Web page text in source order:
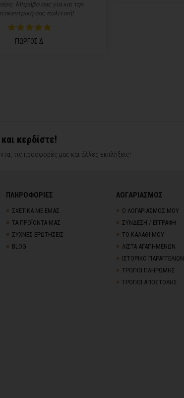
Μπράβο σας για και την
σας πολιτική!
ΓΙΩΡΓΟΣ Δ.
κερδίστε!
τις προσφορές μας και άλλες εκπλήξεις!
ΠΛΗΡΟΦΟΡΙΕΣ
ΣΧΕΤΙΚΑ ΜΕ ΕΜΑΣ
ΤΑ ΠΡΟΪΟΝΤΑ ΜΑΣ
ΣΥΧΝΕΣ ΕΡΩΤΗΣΕΙΣ
BLOG
ΛΟΓΑΡΙΑΣΜΟΣ
Ο ΛΟΓΑΡΙΑΣΜΟΣ ΜΟΥ
ΣΥΝΔΕΣΗ / ΕΓΓΡΑΦΗ
ΤΟ ΚΑΛΑΘΙ ΜΟΥ
ΛΙΣΤΑ ΑΓΑΠΗΜΕΝΩΝ
ΙΣΤΟΡΙΚΟ ΠΑΡΑΓΓΕΛΙΩΝ
ΤΡΟΠΟΙ ΠΛΗΡΩΜΗΣ
ΤΡΟΠΟΙ ΑΠΟΣΤΟΛΗΣ